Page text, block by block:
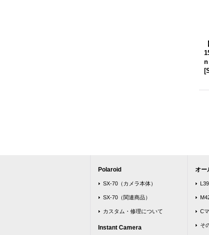
n
[
Polaroid
SX-70（カメラ本体）
SX-70（関連商品）
カスタム・修理について
Instant Camera
オー
C
そ